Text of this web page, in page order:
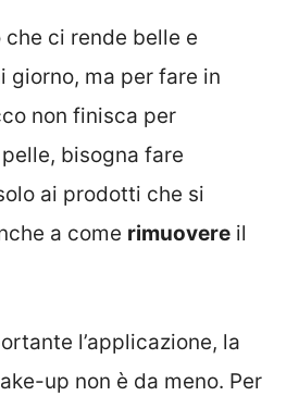
ci rende belle e
giorno, ma per fare in
non finisca per
bisogna fare
ai prodotti che si
a come rimuovere il
l’applicazione, la
up non è da meno. Per